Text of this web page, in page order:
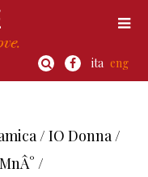
ita eng
/ IO Donna /
/